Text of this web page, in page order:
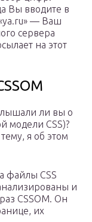
Вы вводите в
— Ваш
сервера
на этот
ли вы о
модели CSS)?
я об этом
файлы CSS
и
CSSOM. Он
их